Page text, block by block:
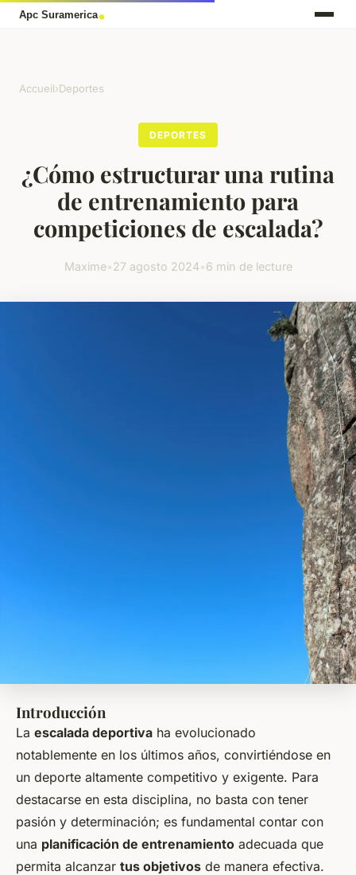
Accueil›Deportes
DEPORTES
¿Cómo estructurar una rutina
de entrenamiento para
competiciones de escalada?
Maxime•27 agosto 2024•6 min de lecture
Introducción
La escalada deportiva ha evolucionado
notablemente en los últimos años, convirtiéndose en
un deporte altamente competitivo y exigente. Para
destacarse en esta disciplina, no basta con tener
pasión y determinación; es fundamental contar con
una planificación de entrenamiento adecuada que
permita alcanzar tus objetivos de manera efectiva.